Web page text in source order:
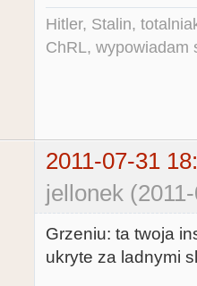
Hitler, Stalin,
ChRL, wypowiadam
2011-07-31
jellonek
Grzeniu: ta twoja
ukryte za ladnymi